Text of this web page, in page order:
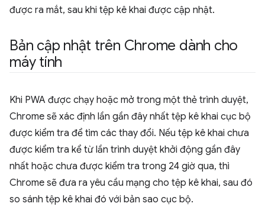
được ra mắt, sau khi tệp kê khai được cập nhật.
Bản cập nhật trên Chrome dành cho
máy tính
Khi PWA được chạy hoặc mở trong một thẻ trình duyệt,
Chrome sẽ xác định lần gần đây nhất tệp kê khai cục bộ
được kiểm tra để tìm các thay đổi. Nếu tệp kê khai chưa
được kiểm tra kể từ lần trình duyệt khởi động gần đây
nhất hoặc chưa được kiểm tra trong 24 giờ qua, thì
Chrome sẽ đưa ra yêu cầu mạng cho tệp kê khai, sau đó
so sánh tệp kê khai đó với bản sao cục bộ.